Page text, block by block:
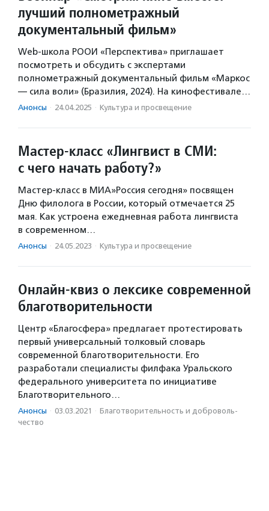
лучший полнометражный
документальный фильм»
Web-школа РООИ «Перспектива» приглашает
посмотреть и обсудить с экспертами
полнометражный документальный фильм «Маркос
— сила воли» (Бразилия, 2024). На кинофестивале…
Анонсы · 24.04.2025 · Культура и просвещение
Мастер-класс «Лингвист в СМИ:
с чего начать работу?»
Мастер-класс в МИА»Россия сегодня» посвящен
Дню филолога в России, который отмечается 25
мая. Как устроена ежедневная работа лингвиста
в современном…
Анонсы · 24.05.2023 · Культура и просвещение
Онлайн-квиз о лексике современной
благотворительности
Центр «Благосфера» предлагает протестировать
первый универсальный толковый словарь
современной благотворительности. Его
разработали специалисты филфака Уральского
федерального университета по инициативе
Благотворительного…
Анонсы · 03.03.2021 · Благотвори­тель­ность и доброволь­
чест­во